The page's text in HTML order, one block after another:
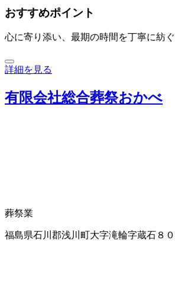
おすすめポイント
心に寄り添い、最期の時間を丁寧に紡ぐ
詳細を見る
有限会社総合葬祭おかべ
葬祭業
福島県石川郡浅川町大字滝輪字蔵石８０